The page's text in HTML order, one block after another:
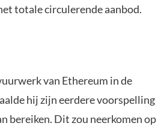
totale circulerende aanbod.
van Ethereum in de
hij zijn eerdere voorspelling
bereiken. Dit zou neerkomen op